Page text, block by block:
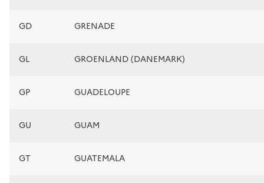
GD GRENADE
GL GROENLAND (DANEMARK)
GP GUADELOUPE
GU GUAM
GT GUATEMALA